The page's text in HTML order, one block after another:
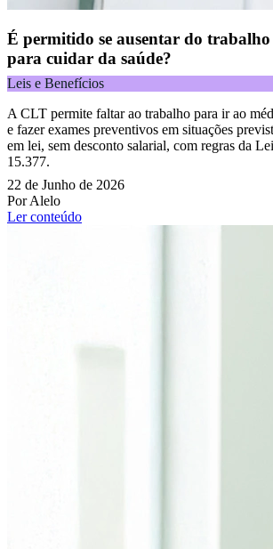
É permitido se ausentar do trabalho
para cuidar da saúde?
Leis e Benefícios
A CLT permite faltar ao trabalho para ir ao
e fazer exames preventivos em situações
em lei, sem desconto salarial, com regras da Lei
15.377.
22 de Junho de 2026
Por Alelo
Ler conteúdo